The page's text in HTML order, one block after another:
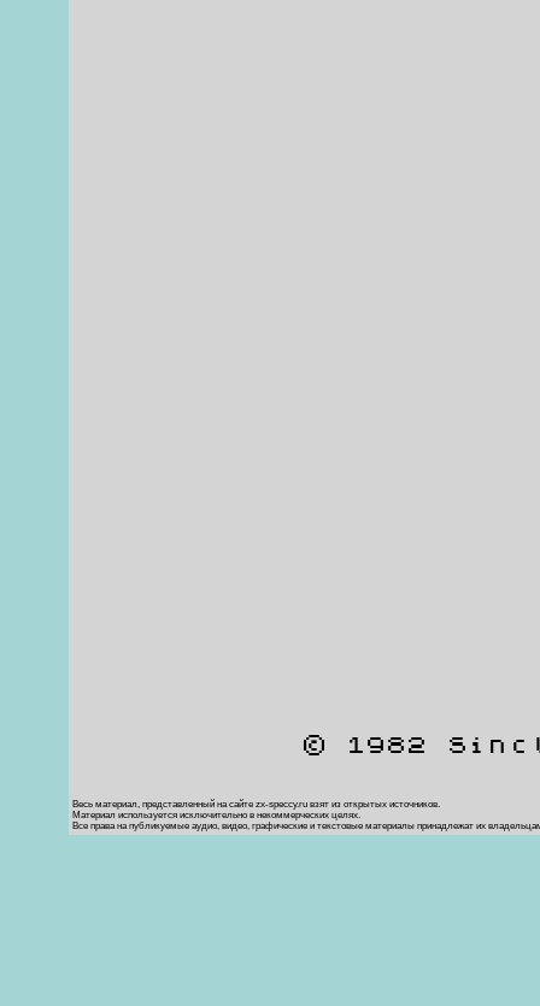
© 1982
Весь материал, представленный на сайте zx-speccy.ru взят из открытых источников.
Материал используется исключительно в некоммерческих целях.
Все права на публикуемые аудио, видео, графические и текстовые материалы принадлежат их